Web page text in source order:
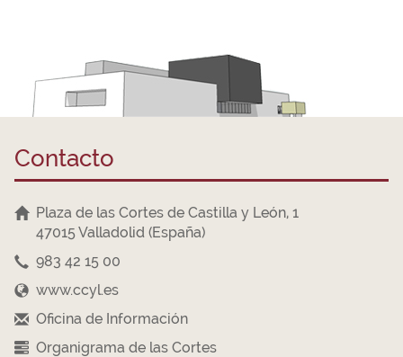
Contacto
Plaza de las Cortes de Castilla y León, 1
47015 Valladolid (España)
983 42 15 00
www.ccyl.es
Oficina de Información
Organigrama de las Cortes